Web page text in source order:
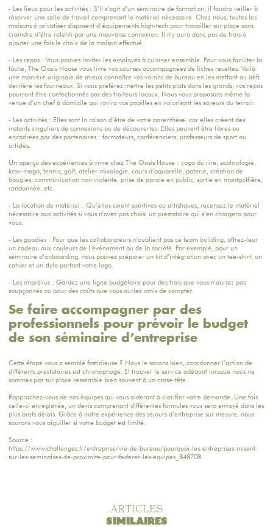
- Les lieux pour les activités : S’il s’agit d’un séminaire de formation, il faudra veiller à
réserver une salle de travail comprenant le matériel nécessaire. Chez nous, toutes les
maisons à privatiser disposent d’équipements high-tech pour travailler sur place sans
craindre d’être ralenti par une mauvaise connexion. Il n’y aura donc pas de frais à
ajouter une fois le choix de la maison effectué.
- Les repas : Vous pouvez inviter les employés à cuisiner ensemble. Pour vous faciliter la
tâche, The Oasis House vous livre vos courses accompagnées de fiches recettes. Voilà
une manière originale de mieux connaître vos voisins de bureau en les mettant au défi
derrière les fourneaux. Si vous préférez mettre les petits plats dans les grands, vos repas
pourront être confectionnés par des traiteurs locaux. Nous vous proposons même la
venue d’un chef à domicile qui ravira vos papilles en valorisant les saveurs du terroir.
- Les activités : Elles sont la raison d’être de votre parenthèse, car elles créent des
instants singuliers de connexions ou de découvertes. Elles peuvent être libres ou
encadrées par des partenaires : formateurs, conférenciers, professeurs de sport ou
artistes.
Un aperçu des expériences à vivre chez The Oasis House : yoga du rire, sophrologie,
krav-maga, tennis, golf, atelier mixologie, cours d’aquarelle, poterie, création de
bougies, communication non violente, prise de parole en public, sortie en montgolfière,
randonnée, etc.
- La location de matériel : Qu’elles soient sportives ou artistiques, recensez le matériel
nécessaire aux activités si vous n’avez pas choisi un prestataire qui s’en chargera pour
vous.
- Les goodies : Pour que les collaborateurs n’oublient pas ce team building, offrez-leur
un cadeau aux couleurs de l’événement ou de la société. Par exemple, pour un
séminaire d’onboarding, vous pouvez préparer un kit d’intégration avec un tee-shirt, un
cahier et un stylo portant votre logo.
- Les imprévus : Gardez une ligne budgétaire pour des frais que vous n’auriez pas
soupçonnés ou pour des coûts que vous auriez omis de compter.
Se faire accompagner par des
professionnels pour prévoir le budget
de son séminaire d’entreprise
Cette étape vous a semblé fastidieuse ? Nous le savons bien, coordonner l’action de
différents prestataires est chronophage. Et trouver le service adéquat lorsque nous ne
sommes pas sur place ressemble bien souvent à un casse-tête.
Rapprochez-vous de nos équipesqui vous aideront à clarifier votre demande. Une fois
celle-ci enregistrée, un devis comprenant différentes formules vous sera envoyé dans les
plus brefs délais. Grâce à notre expérience des séjours d’entreprise sur mesure, nous
saurons vous aiguiller si votre budget est limité.
Source :
https://www.challenges.fr/entreprise/vie-de-bureau/pourquoi-les-entreprises-misent-
sur-les-seminaires-de-proximite-pour-federer-les-equipes_848708
ARTICLES
SIMILAIRES